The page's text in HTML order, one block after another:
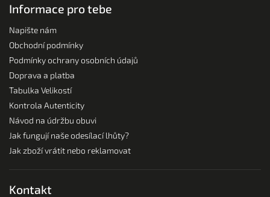
Informace pro tebe
Napište nám
Obchodní podmínky
Podmínky ochrany osobních údajů
Doprava a platba
Tabulka Velikostí
Kontrola Autenticity
Návod na údržbu obuvi
Jak fungují naše odesílací lhůty?
Jak zboží vrátit nebo reklamovat
Kontakt